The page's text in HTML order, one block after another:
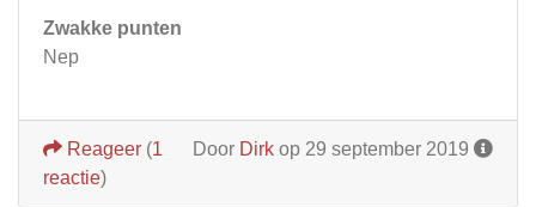
Zwakke punten
Nep
Door Dirk op 29 september 2019
Reageer (1
reactie)